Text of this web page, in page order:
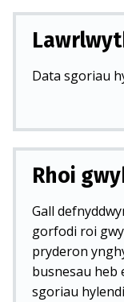
Data sgoriau
Rhoi
Gall
gorfodi roi
pryderon
busnesau heb
sgoriau